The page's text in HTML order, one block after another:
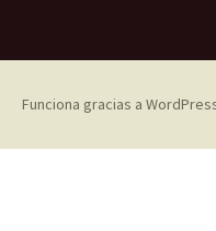
Funciona gracias a